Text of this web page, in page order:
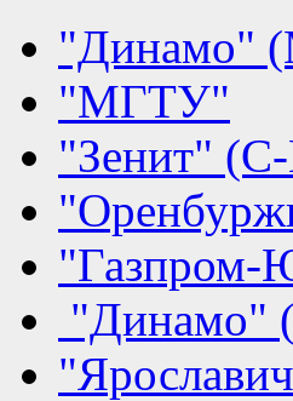
"Динамо"
"МГТУ"
"Зенит"
"Газпром-
"Динамо"